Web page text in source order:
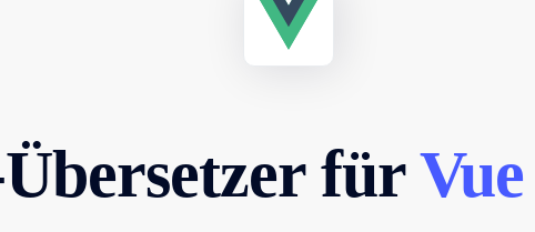
fürVue